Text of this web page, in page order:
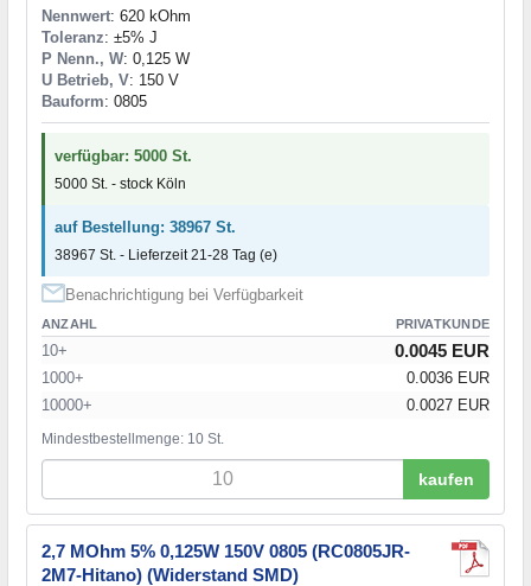
Nennwert: 620 kOhm
Toleranz: ±5% J
P Nenn., W: 0,125 W
U Betrieb, V: 150 V
Bauform: 0805
verfügbar: 5000 St.
5000 St. - stock Köln
auf Bestellung: 38967 St.
38967 St. - Lieferzeit 21-28 Tag (e)
Benachrichtigung bei Verfügbarkeit
ANZAHL PRIVATKUNDE
10+ 0.0045 EUR
1000+
0.0036 EUR
10000+
0.0027 EUR
Mindestbestellmenge: 10 St.
kaufen
2,7 MOhm 5% 0,125W 150V 0805 (RC0805JR-
2M7-Hitano) (Widerstand SMD)